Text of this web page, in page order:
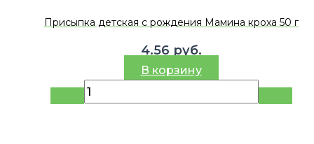
Присыпка детская с рождения Мамина кроха 50 г
4.56 руб.
В корзину